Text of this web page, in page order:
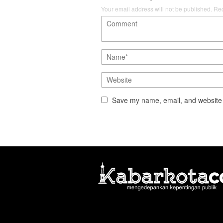
Your email address will not be published.
Save my name, email, and